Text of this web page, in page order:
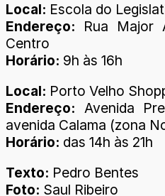
Local: Escola do
Endereço: Rua Major
Centro
Horário: 9h às 16h
Local: Porto Velho
Endereço: Avenida
avenida Calama (zona
Horário: das 14h às 21h
Texto: Pedro Bentes
Foto: Saul Ribeiro